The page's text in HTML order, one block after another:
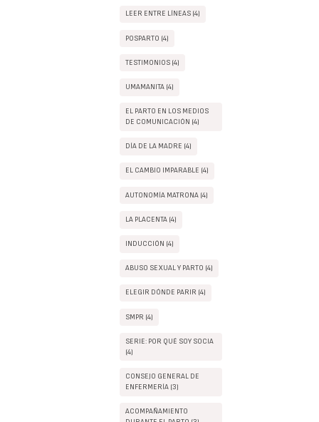
LEER ENTRE LÍNEAS (4)
POSPARTO (4)
TESTIMONIOS (4)
UMAMANITA (4)
EL PARTO EN LOS MEDIOS
DE COMUNICACIÓN (4)
DÍA DE LA MADRE (4)
EL CAMBIO IMPARABLE (4)
AUTONOMÍA MATRONA (4)
LA PLACENTA (4)
INDUCCIÓN (4)
ABUSO SEXUAL Y PARTO (4)
ELEGIR DÓNDE PARIR (4)
SMPR (4)
SERIE: POR QUÉ SOY SOCIA
(4)
CONSEJO GENERAL DE
ENFERMERÍA (3)
ACOMPAÑAMIENTO